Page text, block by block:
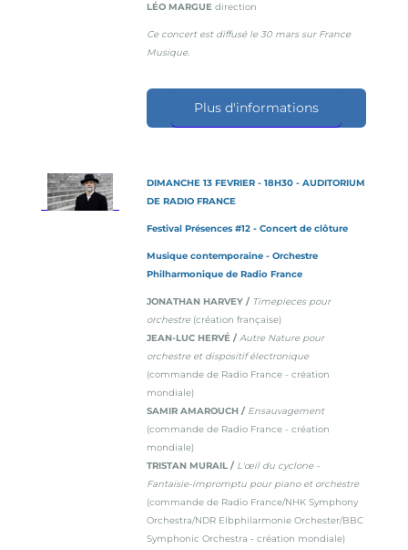
LÉO MARGUEdirection
Ce concert est diffusé le 30 mars sur France
Musique.
Plus d'informations
DIMANCHE 13 FEVRIER - 18H30 - AUDITORIUM
DE RADIO FRANCE
Festival Présences #12 - Concert de clôture
Musique contemporaine - Orchestre
Philharmonique de Radio France
JONATHAN HARVEY / Timepieces pour
orchestre(création française)
JEAN-LUC HERVÉ /Autre Nature pour
orchestre et dispositif électronique
(commande de Radio France - création
mondiale)
SAMIR AMAROUCH / Ensauvagement
(commande de Radio France - création
mondiale)
TRISTAN MURAIL / L'œil du cyclone -
Fantaisie-impromptu pour piano et orchestre
(commande de Radio France/NHK Symphony
Orchestra/NDR Elbphilarmonie Orchester/BBC
Symphonic Orchestra - création mondiale)